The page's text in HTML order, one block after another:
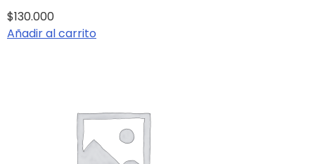
$130.000
Añadir al carrito